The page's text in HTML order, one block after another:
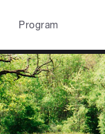
Program